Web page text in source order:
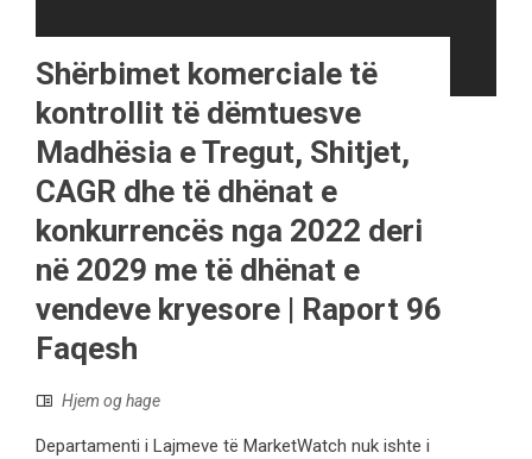
Shërbimet komerciale të
kontrollit të dëmtuesve
Madhësia e Tregut, Shitjet,
CAGR dhe të dhënat e
konkurrencës nga 2022 deri
në 2029 me të dhënat e
vendeve kryesore | Raport 96
Faqesh
Hjem og hage
Departamenti i Lajmeve të MarketWatch nuk ishte i